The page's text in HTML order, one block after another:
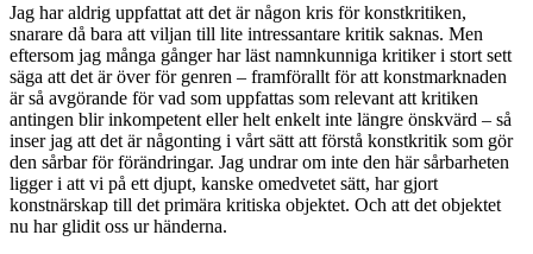
Jag har aldrig uppfattat att det är någon kris för konstkritiken,
snarare då bara att viljan till lite intressantare kritik saknas. Men
eftersom jag många gånger har läst namnkunniga kritiker i stort sett
säga att det är över för genren – framförallt för att konstmarknaden
är så avgörande för vad som uppfattas som relevant att kritiken
antingen blir inkompetent eller helt enkelt inte längre önskvärd – så
inser jag att det är någonting i vårt sätt att förstå konstkritik som gör
den sårbar för förändringar. Jag undrar om inte den här sårbarheten
ligger i att vi på ett djupt, kanske omedvetet sätt, har gjort
konstnärskap till det primära kritiska objektet. Och att det objektet
nu har glidit oss ur händerna.